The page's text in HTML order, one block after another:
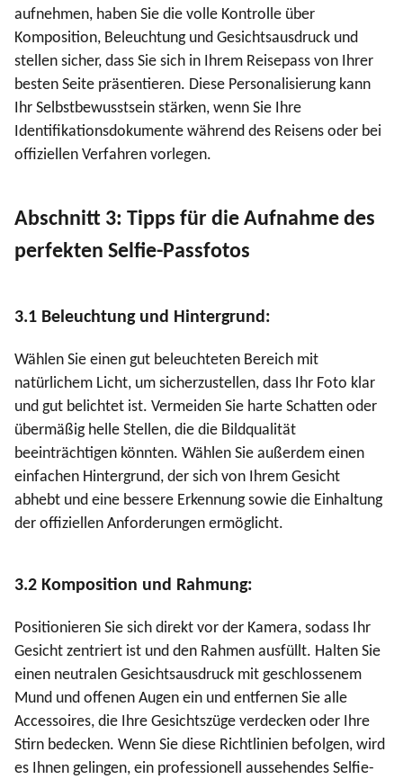
aufnehmen, haben Sie die volle Kontrolle über
Komposition, Beleuchtung und Gesichtsausdruck und
stellen sicher, dass Sie sich in Ihrem Reisepass von Ihrer
besten Seite präsentieren. Diese Personalisierung kann
Ihr Selbstbewusstsein stärken, wenn Sie Ihre
Identifikationsdokumente während des Reisens oder bei
offiziellen Verfahren vorlegen.
Abschnitt 3: Tipps für die Aufnahme des
perfekten Selfie-Passfotos
3.1 Beleuchtung und Hintergrund:
Wählen Sie einen gut beleuchteten Bereich mit
natürlichem Licht, um sicherzustellen, dass Ihr Foto klar
und gut belichtet ist. Vermeiden Sie harte Schatten oder
übermäßig helle Stellen, die die Bildqualität
beeinträchtigen könnten. Wählen Sie außerdem einen
einfachen Hintergrund, der sich von Ihrem Gesicht
abhebt und eine bessere Erkennung sowie die Einhaltung
der offiziellen Anforderungen ermöglicht.
3.2 Komposition und Rahmung:
Positionieren Sie sich direkt vor der Kamera, sodass Ihr
Gesicht zentriert ist und den Rahmen ausfüllt. Halten Sie
einen neutralen Gesichtsausdruck mit geschlossenem
Mund und offenen Augen ein und entfernen Sie alle
Accessoires, die Ihre Gesichtszüge verdecken oder Ihre
Stirn bedecken. Wenn Sie diese Richtlinien befolgen, wird
es Ihnen gelingen, ein professionell aussehendes Selfie-